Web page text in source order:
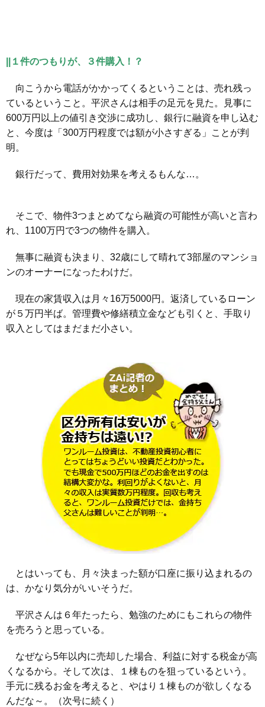
||１件のつもりが、３件購入！？
向こうから電話がかかってくるということは、売れ残っ
ているということ。平沢さんは相手の足元を見た。見事に
600万円以上の値引き交渉に成功し、銀行に融資を申し込む
と、今度は「300万円程度では額が小さすぎる」ことが判
明。
銀行だって、費用対効果を考えるもんな…。
そこで、物件3つまとめてなら融資の可能性が高いと言わ
れ、1100万円で3つの物件を購入。
無事に融資も決まり、32歳にして晴れて3部屋のマンショ
ンのオーナーになったわけだ。
現在の家賃収入は月々16万5000円。返済しているローン
が５万円半ば。管理費や修繕積立金なども引くと、手取り
収入としてはまだまだ小さい。
とはいっても、月々決まった額が口座に振り込まれるの
は、かなり気分がいいそうだ。
平沢さんは６年たったら、勉強のためにもこれらの物件
を売ろうと思っている。
なぜなら5年以内に売却した場合、利益に対する税金が高
くなるから。そして次は、１棟ものを狙っているという。
手元に残るお金を考えると、やはり１棟ものが欲しくなる
んだな～。（次号に続く）